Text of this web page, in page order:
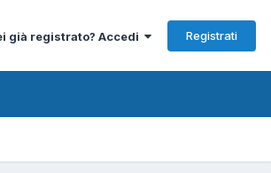
già registrato? Accedi Registrati